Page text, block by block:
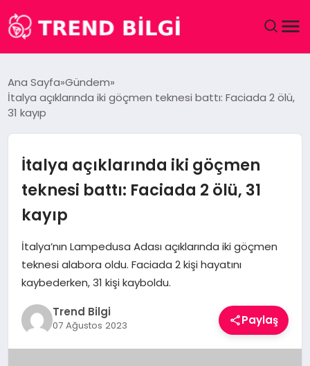
DÜNYA
EKONOMI
MAGAZIN
SAĞLIK
SPOR
TEKNOLOJI
Ana Sayfa Gündem
İtalya açıklarında iki göçmen teknesi battı: Faciada 2 ölü,
31 kayıp
İtalya açıklarında iki göçmen
teknesi battı: Faciada 2 ölü, 31
kayıp
İtalya’nın Lampedusa Adası açıklarında iki göçmen
teknesi alabora oldu. Faciada 2 kişi hayatını
kaybederken, 31 kişi kayboldu.
Trend Bilgi
07 Ağustos 2023 Paylaş